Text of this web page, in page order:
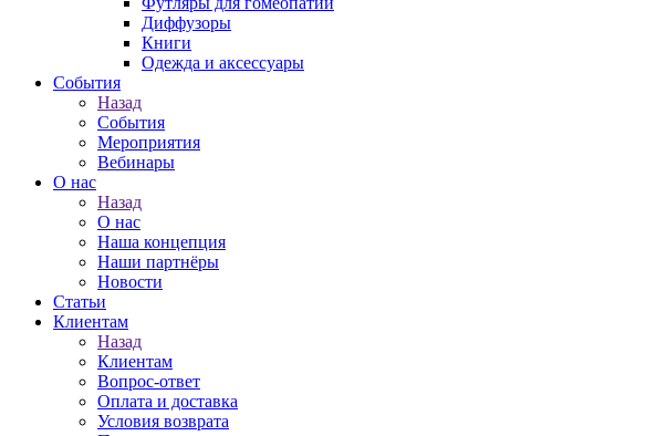
Диффузоры
Книги
Одежда и аксессуары
События
Назад
События
Мероприятия
Вебинары
О нас
Назад
О нас
Наша концепция
Наши партнёры
Новости
Статьи
Клиентам
Назад
Клиентам
Вопрос-ответ
Оплата и доставка
Условия возврата